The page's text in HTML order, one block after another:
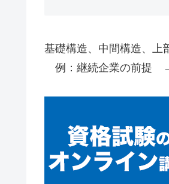
基礎構造、中間構造、上
例：継続企業の前